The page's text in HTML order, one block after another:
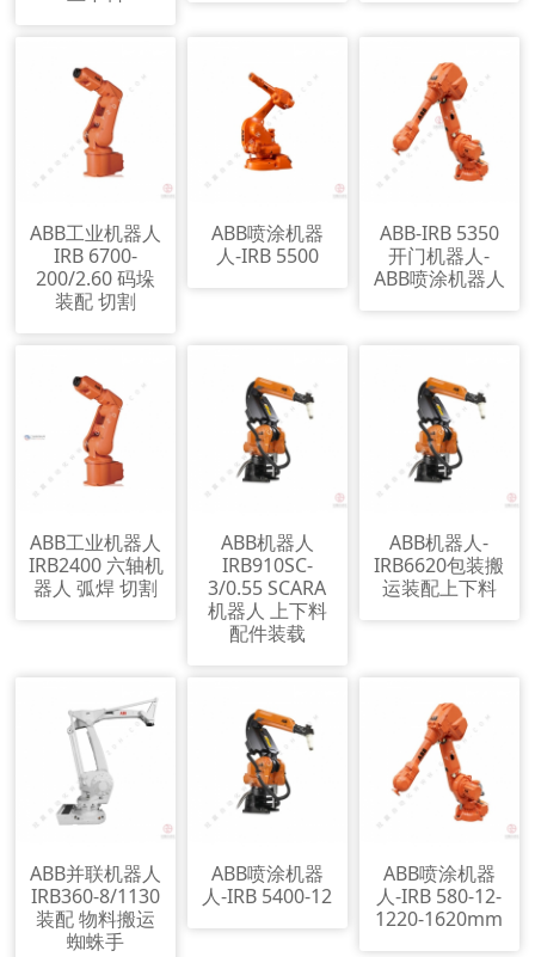
ABB工业机器人
IRB 6700-
200/2.60 码垛
装配 切割
ABB喷涂机器
人-IRB 5500
ABB-IRB 5350
开门机器人-
ABB喷涂机器人
ABB工业机器人
IRB2400 六轴机
器人 弧焊 切割
ABB机器人
IRB910SC-
3/0.55 SCARA
机器人 上下料
配件装载
ABB机器人-
IRB6620包装搬
运装配上下料
ABB并联机器人
IRB360-8/1130
装配 物料搬运
蜘蛛手
ABB喷涂机器
人-IRB 5400-12
ABB喷涂机器
人-IRB 580-12-
1220-1620mm